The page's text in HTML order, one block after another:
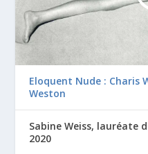
Eloquent Nude : Charis
Weston
Sabine Weiss, lauréate
2020